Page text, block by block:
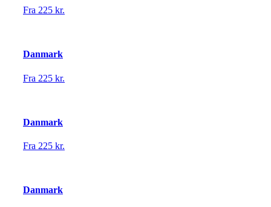
Fra 225 kr.
Danmark
Fra 225 kr.
Danmark
Fra 225 kr.
Danmark